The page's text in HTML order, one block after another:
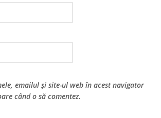
emailul și site-ul web în acest navigator
când o să comentez.